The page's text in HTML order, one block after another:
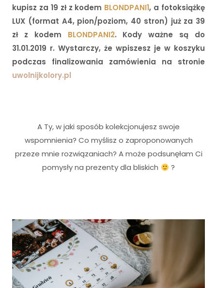
kupisz za 19 zł z kodem BLONDPANI1, a fotoksiążkę
LUX (format A4, pion/poziom, 40 stron) już za 39
zł z kodem BLONDPANI2. Kody ważne są do
31.01.2019 r. Wystarczy, że wpiszesz je w koszyku
podczas finalizowania zamówienia na stronie
uwolnijkolory.pl
A Ty, w jaki sposób kolekcjonujesz swoje
wspomnienia? Co myślisz o zaproponowanych
przeze mnie rozwiązaniach? A może podsunęłam Ci
pomysły na prezenty dla bliskich
?